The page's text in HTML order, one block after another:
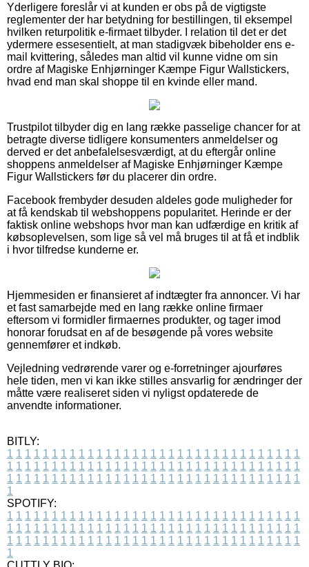
Yderligere foreslår vi at kunden er obs på de vigtigste
reglementer der har betydning for bestillingen, til eksempel
hvilken returpolitik e-firmaet tilbyder. I relation til det er det
ydermere essesentielt, at man stadigvæk bibeholder ens e-
mail kvittering, således man altid vil kunne vidne om sin
ordre af Magiske Enhjørninger Kæmpe Figur Wallstickers,
hvad end man skal shoppe til en kvinde eller mand.
Trustpilot tilbyder dig en lang række passelige chancer for at
betragte diverse tidligere konsumenters anmeldelser og
derved er det anbefalelsesværdigt, at du eftergår online
shoppens anmeldelser af Magiske Enhjørninger Kæmpe
Figur Wallstickers før du placerer din ordre.
Facebook frembyder desuden aldeles gode muligheder for
at få kendskab til webshoppens popularitet. Herinde er der
faktisk online webshops hvor man kan udfærdige en kritik af
købsoplevelsen, som lige så vel må bruges til at få et indblik
i hvor tilfredse kunderne er.
Hjemmesiden er finansieret af indtægter fra annoncer. Vi har
et fast samarbejde med en lang række online firmaer
eftersom vi formidler firmaernes produkter, og tager imod
honorar forudsat en af de besøgende på vores website
gennemfører et indkøb.
Vejledning vedrørende varer og e-forretninger ajourføres
hele tiden, men vi kan ikke stilles ansvarlig for ændringer der
måtte være realiseret siden vi nyligst opdaterede de
anvendte informationer.
BITLY:
1 1 1 1 1 1 1 1 1 1 1 1 1 1 1 1 1 1 1 1 1 1 1 1 1 1 1 1 1 1 1 1 1
1 1 1 1 1 1 1 1 1 1 1 1 1 1 1 1 1 1 1 1 1 1 1 1 1 1 1 1 1 1 1 1 1
1 1 1 1 1 1 1 1 1 1 1 1 1 1 1 1 1 1 1 1 1 1 1 1 1 1 1 1 1 1 1 1 1
1
SPOTIFY:
1 1 1 1 1 1 1 1 1 1 1 1 1 1 1 1 1 1 1 1 1 1 1 1 1 1 1 1 1 1 1 1 1
1 1 1 1 1 1 1 1 1 1 1 1 1 1 1 1 1 1 1 1 1 1 1 1 1 1 1 1 1 1 1 1 1
1 1 1 1 1 1 1 1 1 1 1 1 1 1 1 1 1 1 1 1 1 1 1 1 1 1 1 1 1 1 1 1 1
1